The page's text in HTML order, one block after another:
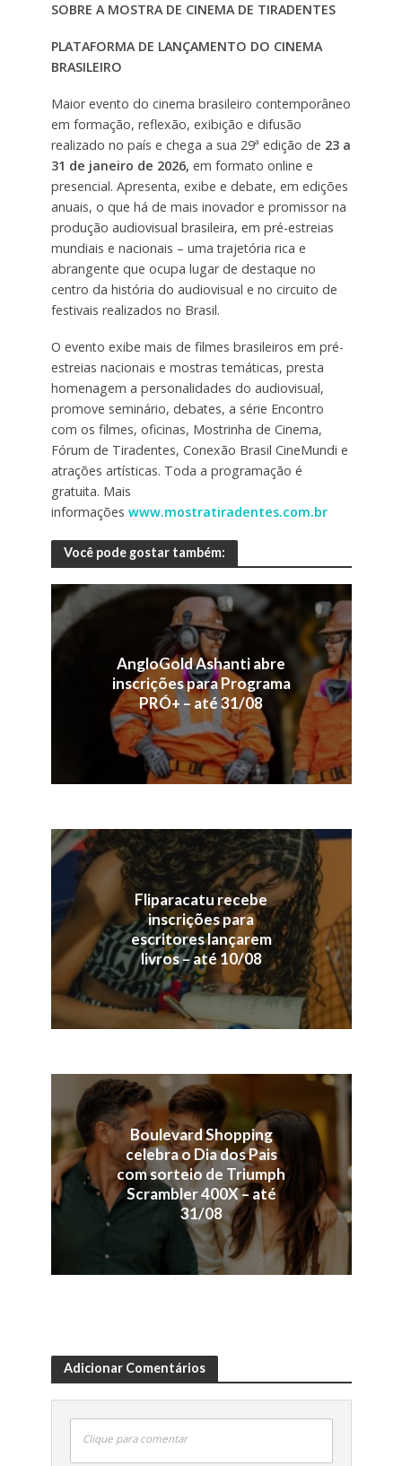
SOBRE A MOSTRA DE CINEMA DE TIRADENTES
PLATAFORMA DE LANÇAMENTO DO CINEMA
BRASILEIRO
Maior evento do cinema brasileiro contemporâneo
em formação, reflexão, exibição e difusão
realizado no país e chega a sua 29ª edição de 23 a
31 de janeiro de 2026, em formato online e
presencial. Apresenta, exibe e debate, em edições
anuais, o que há de mais inovador e promissor na
produção audiovisual brasileira, em pré-estreias
mundiais e nacionais – uma trajetória rica e
abrangente que ocupa lugar de destaque no
centro da história do audiovisual e no circuito de
festivais realizados no Brasil.
O evento exibe mais de filmes brasileiros em pré-
estreias nacionais e mostras temáticas, presta
homenagem a personalidades do audiovisual,
promove seminário, debates, a série Encontro
com os filmes, oficinas, Mostrinha de Cinema,
Fórum de Tiradentes, Conexão Brasil CineMundi e
atrações artísticas. Toda a programação é
gratuita. Mais
informações www.mostratiradentes.com.br
Você pode gostar também:
AngloGold Ashanti abre
inscrições para Programa
PRÓ+ – até 31/08
Fliparacatu recebe
inscrições para
escritores lançarem
livros – até 10/08
Boulevard Shopping
celebra o Dia dos Pais
com sorteio de Triumph
Scrambler 400X – até
31/08
Adicionar Comentários
Clique para comentar